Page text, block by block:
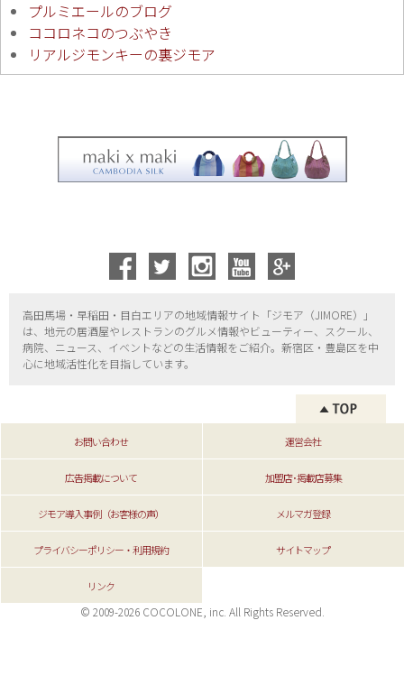
プルミエールのブログ
ココロネコのつぶやき
リアルジモンキーの裏ジモア
高田馬場・早稲田・目白エリアの地域情報サイト「ジモア（JIMORE）」
は、地元の居酒屋やレストランのグルメ情報やビューティー、
スクール、
病院、ニュース、イベントなどの生活情報をご紹介。新宿区・ 豊島区を中
心に地域活性化を目指しています。
お問い合わせ 運営会社
広告掲載について 加盟店･掲載店募集
ジモア導入事例（お客様の声） メルマガ登録
プライバシーポリシー・利用規約 サイトマップ
リンク
© 2009-2026 COCOLONE, inc. All Rights Reserved.